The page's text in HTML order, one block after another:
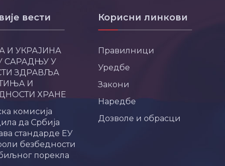
вести
И УКРАЈИНА
САРАДЊУ У
ЗДРАВЉА
И
ХРАНЕ
комисија
да Србија
стандарде ЕУ
безбедности
порекла
Корисни линкови
Правилници
Уредбе
Закони
Наредбе
Дозволе и обрасци